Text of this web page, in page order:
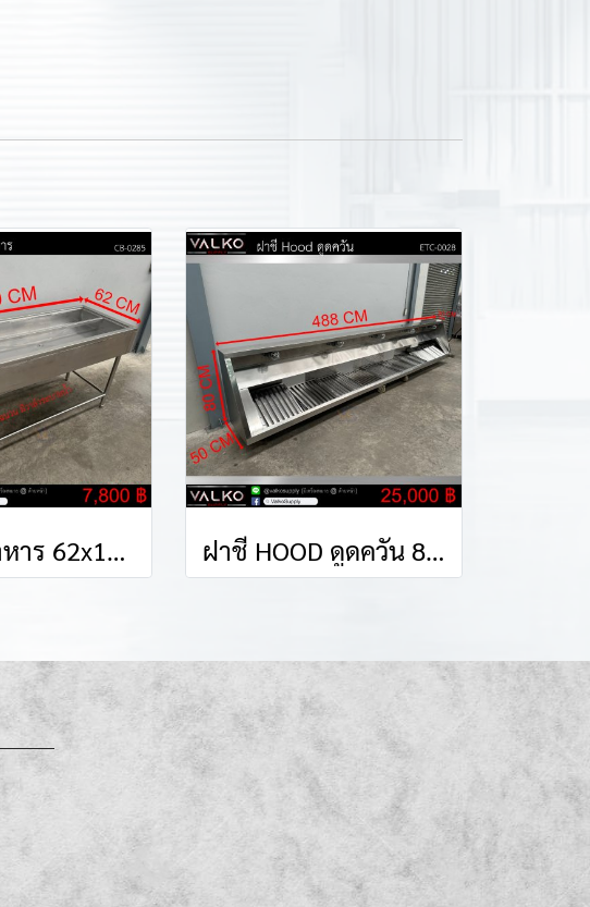
ถาดโชว์อาหาร 62x140x85 cm. ฝาชี HOOD ดูดควัน 80x488x50 cm.